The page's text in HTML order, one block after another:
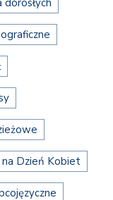
na Dzień Kobiet